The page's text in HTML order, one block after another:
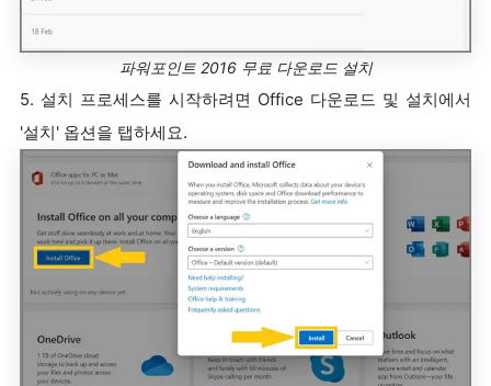
파워포인트 2016 무료 다운로드 설치
5. 설치 프로세스를 시작하려면 Office 다운로드 및 설치에서
'설치' 옵션을 탭하세요.